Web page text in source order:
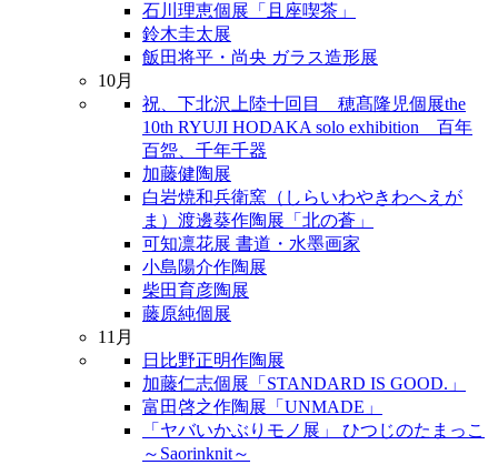
石川理恵個展「且座喫茶」
鈴木圭太展
飯田将平・尚央 ガラス造形展
10月
祝、下北沢上陸十回目 穂髙隆児個展the
10th RYUJI HODAKA solo exhibition 百年
百盌、千年千器
加藤健陶展
白岩焼和兵衛窯（しらいわやきわへえが
ま）渡邊葵作陶展「北の蒼」
可知凛花展 書道・水墨画家
小島陽介作陶展
柴田育彦陶展
藤原純個展
11月
日比野正明作陶展
加藤仁志個展「STANDARD IS GOOD.」
富田啓之作陶展「UNMADE」
「ヤバいかぶりモノ展」 ひつじのたまっこ
～Saorinknit～